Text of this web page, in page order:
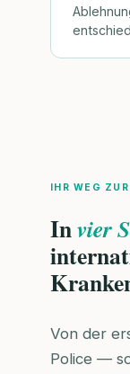
IHR WEG ZUR
Invier
Von der
Police —